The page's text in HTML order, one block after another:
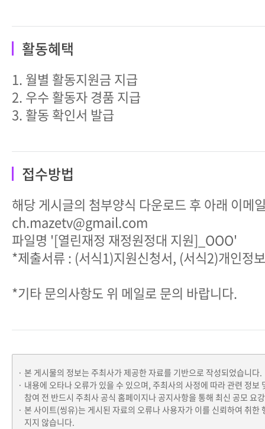
활동혜택
1. 월별 활동지원금 지급
2. 우수 활동자 경품 지급
3. 활동 확인서 발급
접수방법
해당 게시글의 첨부양식 다운로드 후 아래 이메
ch.mazetv@gmail.com
파일명 '[열린재정 재정원정대 지원]_OOO'
*제출서류 : (서식1)지원신청서, (서식2)개인정
*기타 문의사항도 위 메일로 문의 바랍니다.
본 게시물의 정보는 주최사가 제공한 자료를 기반으로 작성되었습니다.
내용에 오타나 오류가 있을 수 있으며, 주최사의 사정에 따라 관련 정보
참여 전 반드시 주최사 공식 홈페이지나 공지사항을 통해 최신 공모 요
본 사이트(씽유)는 게시된 자료의 오류나 사용자가 이를 신뢰하여 취한
지지 않습니다.